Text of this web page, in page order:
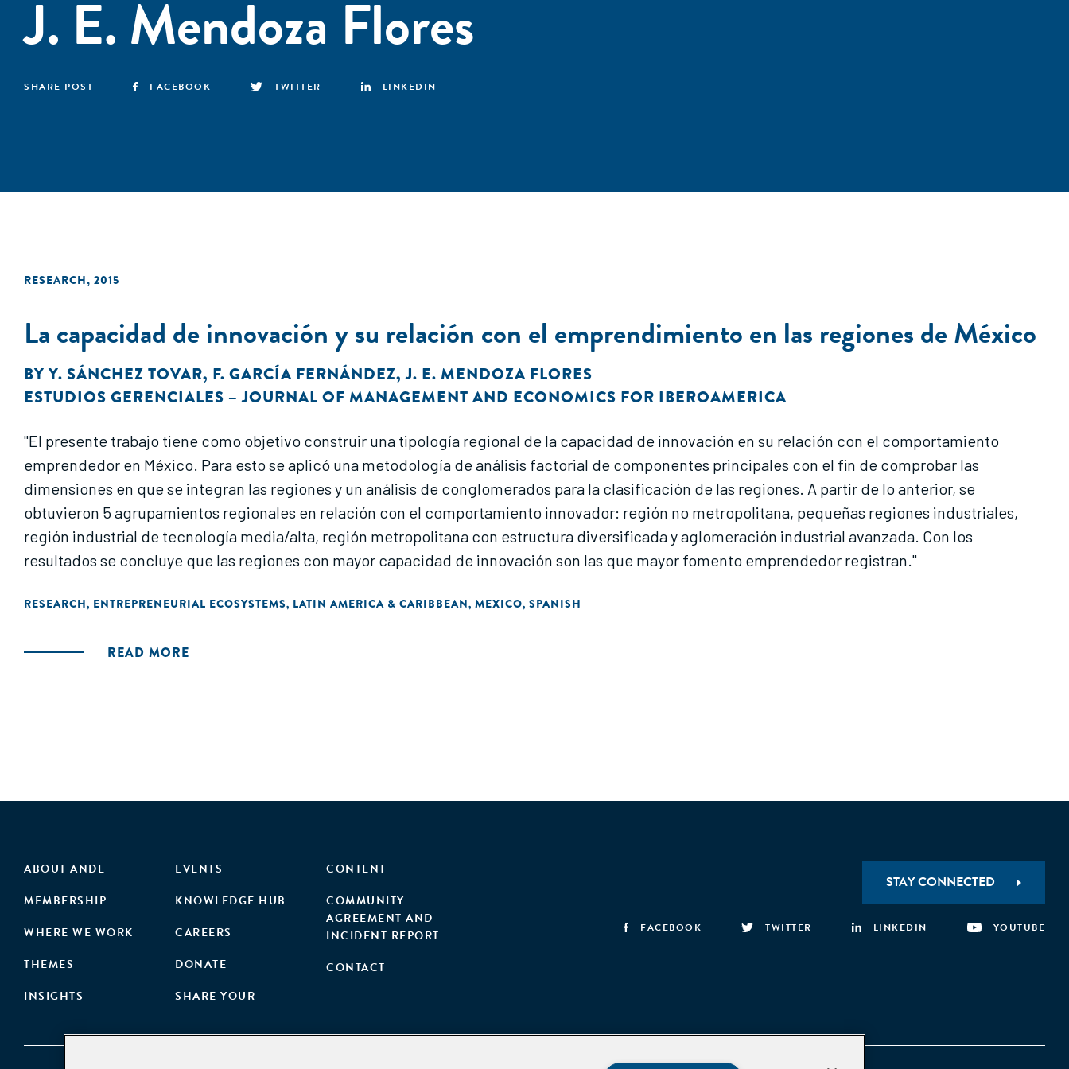
J. E. Mendoza Flores
SHARE POST FACEBOOK TWITTER LINKEDIN
RESEARCH, 2015
La capacidad de innovación y su relación con el emprendimiento en las regiones de México
BY Y. SÁNCHEZ TOVAR, F. GARCÍA FERNÁNDEZ,J. E. MENDOZA FLORES
ESTUDIOS GERENCIALES – JOURNAL OF MANAGEMENT AND ECONOMICS FOR IBEROAMERICA
"El presente trabajo tiene como objetivo construir una tipología regional de la capacidad de innovación en su relación con el comportamiento
emprendedor en México. Para esto se aplicó una metodología de análisis factorial de componentes principales con el fin de comprobar las
dimensiones en que se integran las regiones y un análisis de conglomerados para la clasificación de las regiones. A partir de lo anterior, se
obtuvieron 5 agrupamientos regionales en relación con el comportamiento innovador: región no metropolitana, pequeñas regiones industriales,
región industrial de tecnología media/alta, región metropolitana con estructura diversificada y aglomeración industrial avanzada. Con los
resultados se concluye que las regiones con mayor capacidad de innovación son las que mayor fomento emprendedor registran."
RESEARCH, ENTREPRENEURIAL ECOSYSTEMS, LATIN AMERICA & CARIBBEAN, MEXICO, SPANISH
READ MORE
ABOUT ANDE
MEMBERSHIP
WHERE WE WORK
THEMES
INSIGHTS
EVENTS
KNOWLEDGE HUB
CAREERS
DONATE
SHARE YOUR
CONTENT
COMMUNITY
AGREEMENT AND
INCIDENT REPORT
CONTACT
STAY CONNECTED
FACEBOOK TWITTER LINKEDIN YOUTUBE